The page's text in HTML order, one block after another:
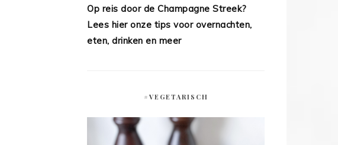
Op reis door de Champagne Streek?
Lees hier onze tips voor overnachten,
eten, drinken en meer
#VEGETARISCH